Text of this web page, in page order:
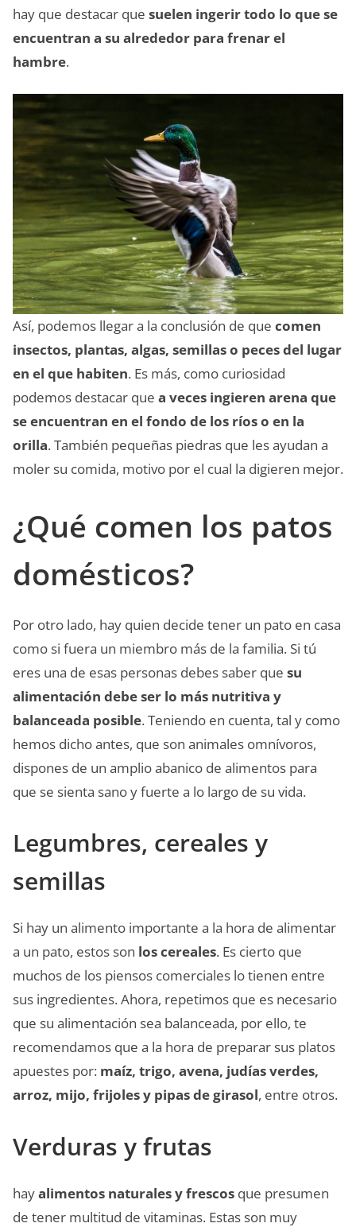
hay que destacar que suelen ingerir todo lo que se
encuentran a su alrededor para frenar el
hambre.
Así, podemos llegar a la conclusión de que comen
insectos, plantas, algas, semillas o peces del lugar
en el que habiten. Es más, como curiosidad
podemos destacar que a veces ingieren arena que
se encuentran en el fondo de los ríos o en la
orilla. También pequeñas piedras que les ayudan a
moler su comida, motivo por el cual la digieren mejor.
¿Qué comen los patos
domésticos?
Por otro lado, hay quien decide tener un pato en casa
como si fuera un miembro más de la familia. Si tú
eres una de esas personas debes saber que su
alimentación debe ser lo más nutritiva y
balanceada posible. Teniendo en cuenta, tal y como
hemos dicho antes, que son animales omnívoros,
dispones de un amplio abanico de alimentos para
que se sienta sano y fuerte a lo largo de su vida.
Legumbres, cereales y
semillas
Si hay un alimento importante a la hora de alimentar
a un pato, estos son los cereales. Es cierto que
muchos de los piensos comerciales lo tienen entre
sus ingredientes. Ahora, repetimos que es necesario
que su alimentación sea balanceada, por ello, te
recomendamos que a la hora de preparar sus platos
apuestes por: maíz, trigo, avena, judías verdes,
arroz, mijo, frijoles y pipas de girasol, entre otros.
Verduras y frutas
hayalimentos naturales y frescos que presumen
de tener multitud de vitaminas. Estas son muy